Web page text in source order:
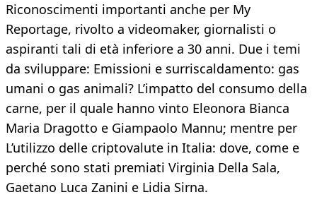
Riconoscimenti importanti anche per My
Reportage, rivolto a videomaker, giornalisti o
aspiranti tali di età inferiore a 30 anni. Due i temi
da sviluppare: Emissioni e surriscaldamento: gas
umani o gas animali? L’impatto del consumo della
carne, per il quale hanno vinto Eleonora Bianca
Maria Dragotto e Giampaolo Mannu; mentre per
L’utilizzo delle criptovalute in Italia: dove, come e
perché sono stati premiati Virginia Della Sala,
Gaetano Luca Zanini e Lidia Sirna.